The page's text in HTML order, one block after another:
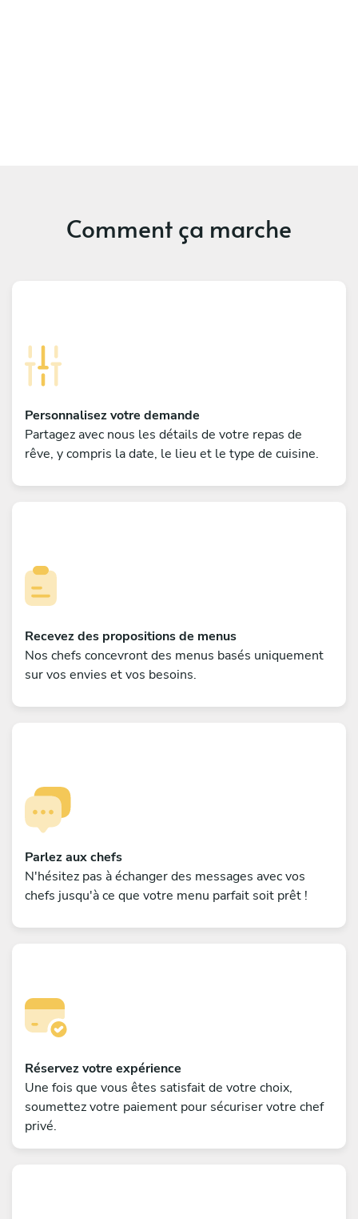
Comment ça marche
Personnalisez votre demande
Partagez avec nous les détails de votre repas de
rêve, y compris la date, le lieu et le type de cuisine.
Recevez des propositions de menus
Nos chefs concevront des menus basés uniquement
sur vos envies et vos besoins.
Parlez aux chefs
N'hésitez pas à échanger des messages avec vos
chefs jusqu'à ce que votre menu parfait soit prêt !
Réservez votre expérience
Une fois que vous êtes satisfait de votre choix,
soumettez votre paiement pour sécuriser votre chef
privé.